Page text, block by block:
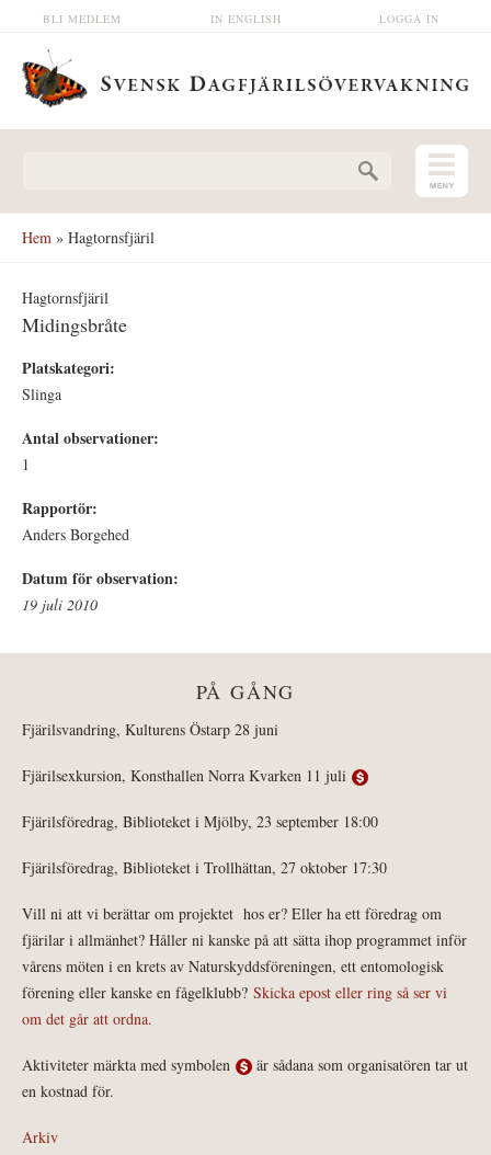
Hoppa till huvudinnehåll LOGGA IN
IN ENGLISH
BLI MEDLEM
Hem » Hagtornsfjäril
Hagtornsfjäril
Midingsbråte
Platskategori:
Slinga
Antal observationer:
1
Rapportör:
Anders Borgehed
Datum för observation:
19 juli 2010
PÅ GÅNG
Fjärilsvandring, Kulturens Östarp 28 juni
Fjärilsexkursion, Konsthallen Norra Kvarken 11 juli
Fjärilsföredrag, Biblioteket i Mjölby, 23 september 18:00
Fjärilsföredrag, Biblioteket i Trollhättan, 27 oktober 17:30
Vill ni att vi berättar om projektet hos er? Eller ha ett föredrag om
fjärilar i allmänhet? Håller ni kanske på att sätta ihop programmet inför
vårens möten i en krets av Naturskyddsföreningen, ett entomologisk
förening eller kanske en fågelklubb? Skicka epost eller ring så ser vi
om det går att ordna.
Aktiviteter märkta med symbolen
är sådana som organisatören tar ut
en kostnad för.
Arkiv